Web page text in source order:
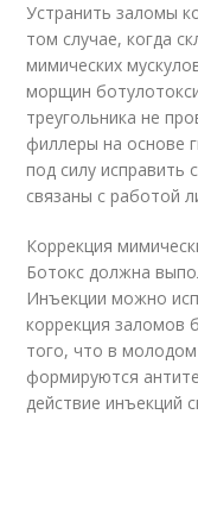
Устранить заломы
том случае, когда
мимических
морщин
треугольника не
филлеры на основе
под силу исправить
связаны с работой
Коррекция
Ботокс должна
Инъекции можно
коррекция заломов
того, что в
формируются
действие инъекций